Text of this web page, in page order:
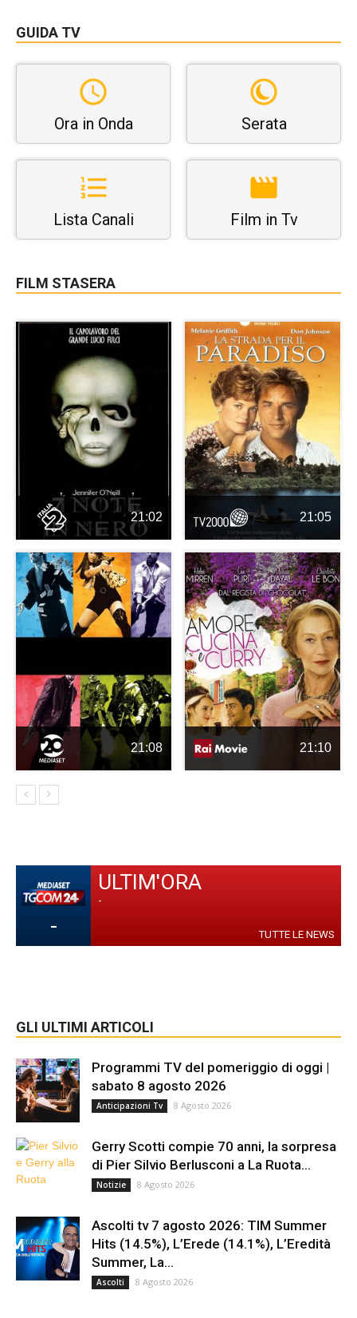
GUIDA TV
Ora in Onda Serata
Lista Canali Film in Tv
FILM STASERA
21:02 21:05
21:08 21:10
-
ULTIM'ORA
-
TUTTE LE NEWS
GLI ULTIMI ARTICOLI
Programmi TV del pomeriggio di oggi |
sabato 8 agosto 2026
Anticipazioni Tv 8 Agosto 2026
Gerry Scotti compie 70 anni, la sorpresa
di Pier Silvio Berlusconi a La Ruota...
Notizie 8 Agosto 2026
Ascolti tv 7 agosto 2026: TIM Summer
Hits (14.5%), L’Erede (14.1%), L’Eredità
Summer, La...
Ascolti 8 Agosto 2026